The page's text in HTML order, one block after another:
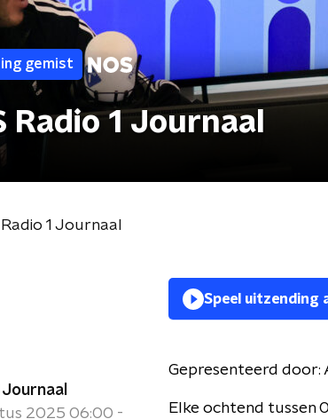
gemist
Radio 1 Journaal
1 Journaal
Journaal
2025 06:00 -
Speel uitzending
Gepresenteerd door:
Elke ochtend tussen